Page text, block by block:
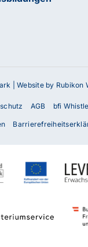
|Website by Rubikon
AGB bfi